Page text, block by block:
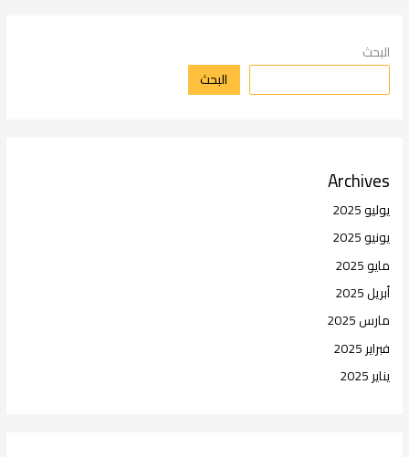
البحث
البحث
Archives
يوليو 2025
يونيو 2025
مايو 2025
أبريل 2025
مارس 2025
فبراير 2025
يناير 2025